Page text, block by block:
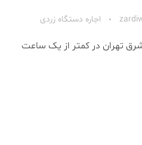
اجاره دستگاه زردی
شرق تهران در کمتر از یک ساعت